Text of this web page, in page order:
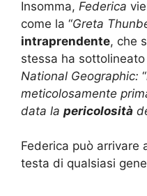
Insomma, Federica
come la “Greta
intraprendente, che
stessa ha sottolineato
National Geographic: “
meticolosamente
data la pericolosità
Federica può arrivare
testa di qualsiasi